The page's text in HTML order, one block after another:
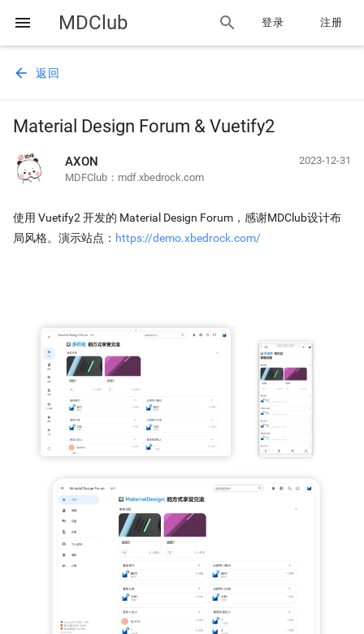
menu MDClub search 登录 注册
arrow_back 返回
Material Design Forum & Vuetify2
AXON
MDFClub：mdf.xbedrock.com
2023-12-31
使用 Vuetify2 开发的 Material Design Forum，感谢MDClub设计布
局风格。演示站点： https://demo.xbedrock.com/